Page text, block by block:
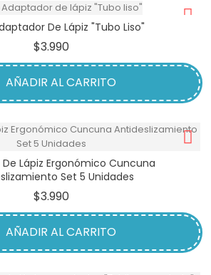
De Lápiz "Tubo Liso"
$3.990
AÑADIR AL CARRITO
Lápiz Ergonómico Cuncuna
Set 5 Unidades
$3.990
AÑADIR AL CARRITO